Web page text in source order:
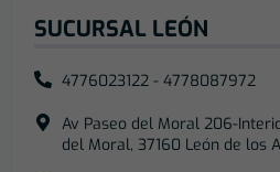
SUCURSAL LEÓN
4776023122 - 4778087972
Av Paseo del Moral 206-
del Moral, 37160 León de los